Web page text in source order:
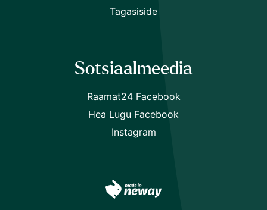
Tagasiside
Sotsiaalmeedia
Raamat24 Facebook
Hea Lugu Facebook
Instagram